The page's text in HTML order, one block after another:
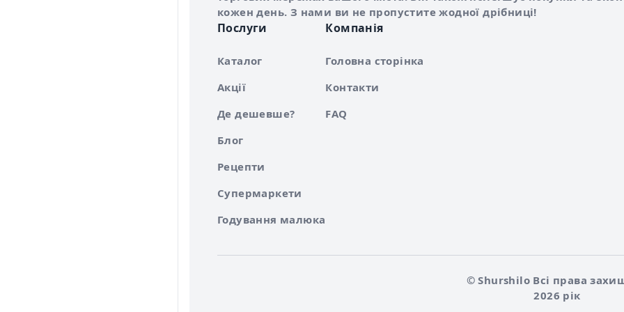
кожен день. З нами ви не пропустите жодної дрібниці!
Послуги
Каталог
Акції
Де дешевше?
Блог
Рецепти
Супермаркети
Годування малюка
Компанія
Головна сторінка
Контакти
FAQ
© Shurshilo Всі права
2026 рік